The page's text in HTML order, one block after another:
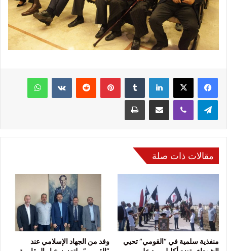
فيسبوك لينكدإن بينتيريست
مقالات ذات صلة
منفذية سلمية في “القومي” تحيي
وفد من الجهاد الإسلامي عند